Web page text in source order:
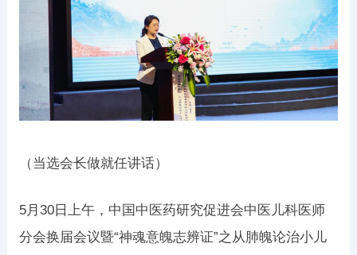
（当选会长做就任讲话）
5月30日上午，中国中医药研究促进会中医儿科医师
分会换届会议暨“神魂意魄志辨证”之从肺魄论治小儿